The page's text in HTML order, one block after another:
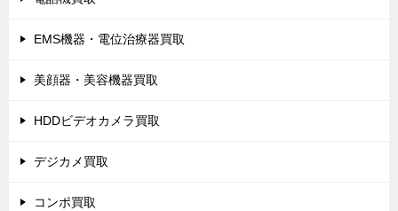
EMS機器・電位治療器買取
美顔器・美容機器買取
HDDビデオカメラ買取
デジカメ買取
コンポ買取